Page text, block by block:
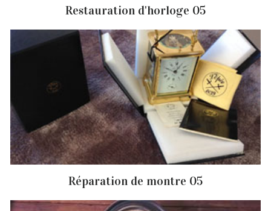
Restauration d'horloge 05
Réparation de montre 05